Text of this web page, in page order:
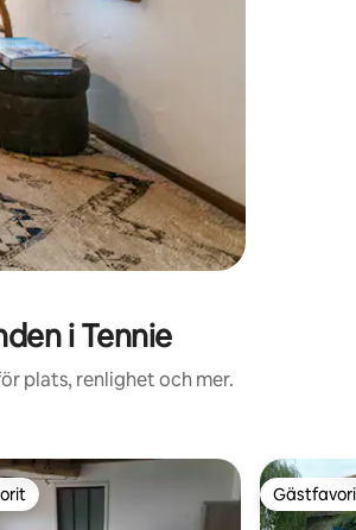
i Tennie
plats, renlighet och mer.